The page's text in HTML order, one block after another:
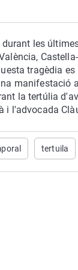
les
tragèdia
manifestació
la tertúlia
i l'advocada
tertuila